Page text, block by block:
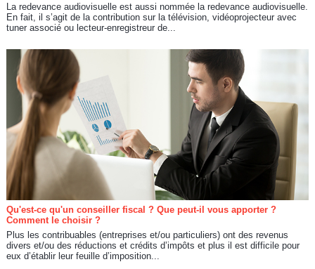
La redevance audiovisuelle est aussi nommée la redevance audiovisuelle.
En fait, il s’agit de la contribution sur la télévision, vidéoprojecteur avec
tuner associé ou lecteur-enregistreur de...
Qu'est-ce qu'un conseiller fiscal ? Que peut-il vous apporter ?
Comment le choisir ?
Plus les contribuables (entreprises et/ou particuliers) ont des revenus
divers et/ou des réductions et crédits d’impôts et plus il est difficile pour
eux d’établir leur feuille d’imposition...